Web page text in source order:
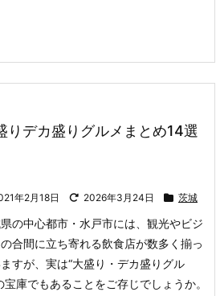
りデカ盛りグルメまとめ14選
年2月18日 2026年3月24日 茨城
の中心都市・水戸市には、観光やビジ
合間に立ち寄れる飲食店が数多く揃っ
すが、実は“大盛り・デカ盛りグル
宝庫でもあることをご存じでしょうか。